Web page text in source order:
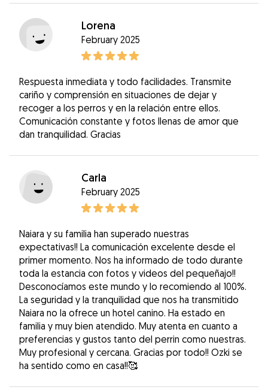
Lorena
February 2025
Respuesta inmediata y todo facilidades. Transmite
cariño y comprensión en situaciones de dejar y
recoger a los perros y en la relación entre ellos.
Comunicación constante y fotos llenas de amor que
dan tranquilidad. Gracias
Carla
February 2025
Naiara y su familia han superado nuestras
expectativas!! La comunicación excelente desde el
primer momento. Nos ha informado de todo durante
toda la estancia con fotos y videos del pequeñajo!!
Desconocíamos este mundo y lo recomiendo al 100%.
La seguridad y la tranquilidad que nos ha transmitido
Naiara no la ofrece un hotel canino. Ha estado en
familia y muy bien atendido. Muy atenta en cuanto a
preferencias y gustos tanto del perrin como nuestras.
Muy profesional y cercana. Gracias por todo!! Ozki se
ha sentido como en casa!!🥰